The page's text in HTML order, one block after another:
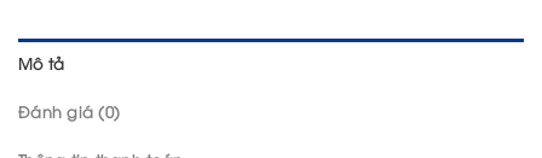
Mô tả
Đánh giá (0)